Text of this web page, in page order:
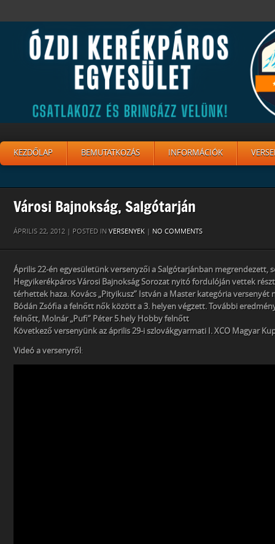
KEZDŐLAP BEMUTATKOZÁS INFORMÁCIÓK
Városi Bajnokság, Salgótarján
ÁPRILIS 22, 2012 | POSTED IN VERSENYEK NO COMMENTS
Április 22-én egyesületünk versenyzői a Salgótarjánban megrendezett,
Hegyikerékpáros Városi Bajnokság Sorozat nyitó fordulóján vettek
térhettek haza. Kovács „Pityikusz” István a Master kategória
Bódán Zsófia a felnőtt nők között a 3. helyen végzett. További
felnőtt, Molnár „Pufi” Péter 5.hely Hobby felnőtt
Következő versenyünk az április 29-i szlovákgyarmati I. XCO Magyar
Videó a versenyről :